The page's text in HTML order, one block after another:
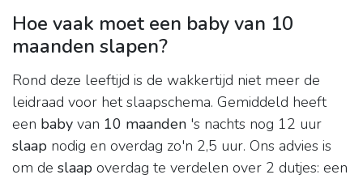
Hoe vaak moet een baby van 10
maanden slapen?
Rond deze leeftijd is de wakkertijd niet meer de
leidraad voor het slaapschema. Gemiddeld heeft
een baby van 10 maanden 's nachts nog 12 uur
slaap nodig en overdag zo'n 2,5 uur. Ons advies is
om de slaap overdag te verdelen over 2 dutjes: een